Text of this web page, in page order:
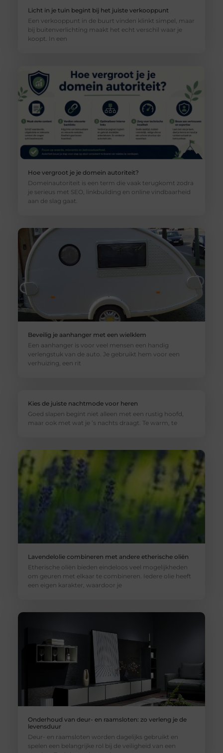
Licht in je tuin begint bij het juiste verkooppunt
Een verkooppunt in de buurt vinden klinkt simpel, maar
bij buitenverlichting maakt het echt verschil waar je
koopt. In een
Hoe vergroot je je domein autoriteit?
Domeinautoriteit is een term die vaak terugkomt zodra
je serieus met SEO, linkbuilding en online vindbaarheid
aan de slag gaat.
Beveilig je aanhanger met een wielklem
Een aanhanger is voor veel mensen een handig
verlengstuk van de auto. Je gebruikt hem voor een
verhuizing, een rit
Kies de juiste nachtmode voor heren
Goed slapen begint niet alleen met een rustig hoofd,
maar ook met wat je ’s nachts draagt. Te warm, te
Lavendelolie combineren met andere etherische oliën
Etherische oliën bieden eindeloos veel mogelijkheden
om geuren met elkaar te combineren. Iedere olie heeft
een eigen karakter, waardoor je
Onderhoud van deur- en raamsloten: zo verleng je de
levensduur
Deur- en raamsloten worden dagelijks gebruikt en
spelen een belangrijke rol bij de veiligheid van een